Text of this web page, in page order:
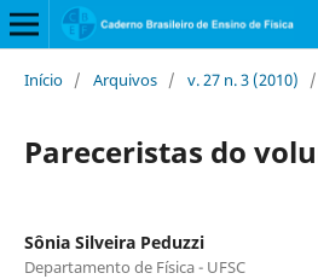
Início / Arquivos / v. 27 n. 3 (2010) /
Pareceristas do
Sônia Silveira Peduzzi
Departamento de Física - UFSC